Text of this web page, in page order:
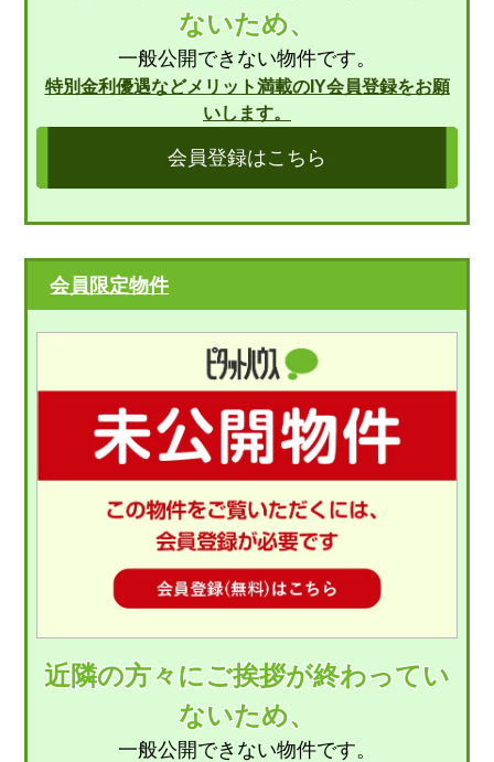
ないため、
一般公開できない物件です。
特別金利優遇などメリット満載のIY会員登録をお願
いします。
会員登録はこちら
会員限定物件
近隣の方々にご挨拶が終わってい
ないため、
一般公開できない物件です。